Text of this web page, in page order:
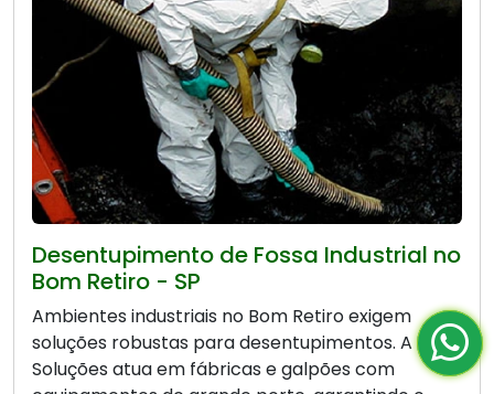
Desentupimento de Fossa Industrial no
Bom Retiro - SP
Ambientes industriais no Bom Retiro exigem
soluções robustas para desentupimentos. A Bio
Soluções atua em fábricas e galpões com